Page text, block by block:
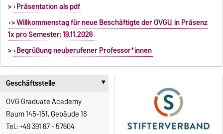
> Präsentation als pdf
> Willkommenstag für neue Beschäftigte der OVGU, in Präsenz
1x pro Semester: 19.11.2026
> Begrüßung neuberufener Professor*innen
Geschäftsstelle ‣
OVG Graduate Academy
Raum 145-151, Gebäude 18
Tel.: +49 391 67 - 57604